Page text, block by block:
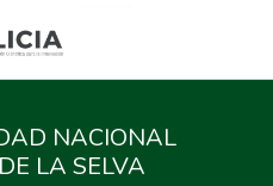
evaluar la eficiencia de los
PA), método de la Pipeta
y el método de la
NACIONAL
LA SELVA